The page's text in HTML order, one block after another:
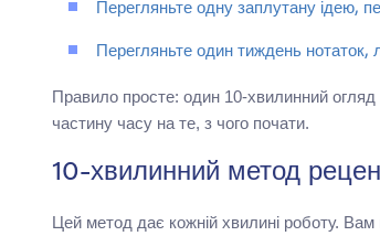
Перегляньте одну заплутану ідею,
Перегляньте один тиждень нотаток,
Правило просте: один 10-хвилинний
частину часу на те, з чого почати.
10-хвилинний метод
Цей метод дає кожній хвилині роботу.